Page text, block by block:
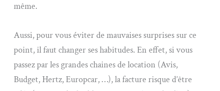
même.
Aussi, pour vous éviter de mauvaises surprises sur ce
point, il faut changer ses habitudes. En effet, si vous
passez par les grandes chaines de location (Avis,
Budget, Hertz, Europcar, …), la facture risque d’être